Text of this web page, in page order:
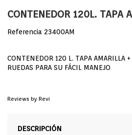
CONTENEDOR 120L. TAPA
Referencia 23400AM
CONTENEDOR 120 L. TAPA AMARILLA
RUEDAS PARA SU FÁCIL MANEJO
Reviews by Revi
DESCRIPCIÓN